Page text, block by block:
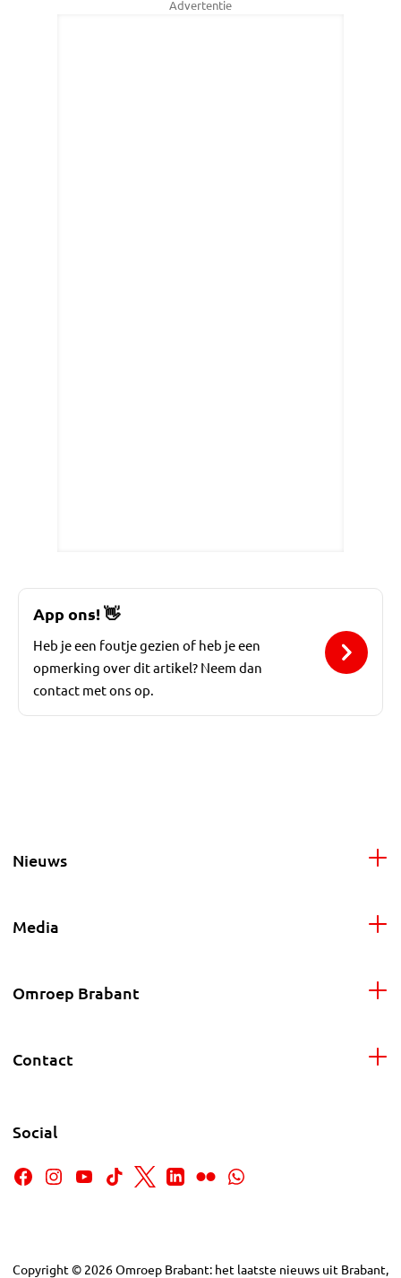
Advertentie
App ons!👋
Heb je een foutje gezien of heb je een
opmerking over dit artikel? Neem dan
contact met ons op.
Nieuws
Media
Omroep Brabant
Contact
Social
Copyright © 2026Omroep Brabant: het laatste nieuws uit Brabant,